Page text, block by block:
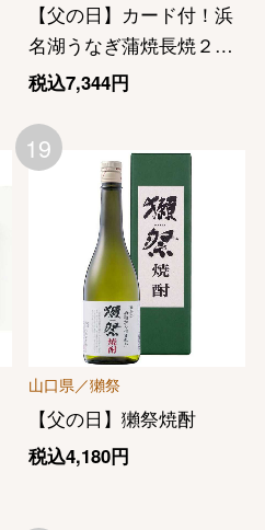
【父の日】カード付！浜
名湖うなぎ蒲焼長焼２人
前（１１０ｇｘ２尾）
税込7,344円
山口県／獺祭
【父の日】獺祭焼酎
税込4,180円
19